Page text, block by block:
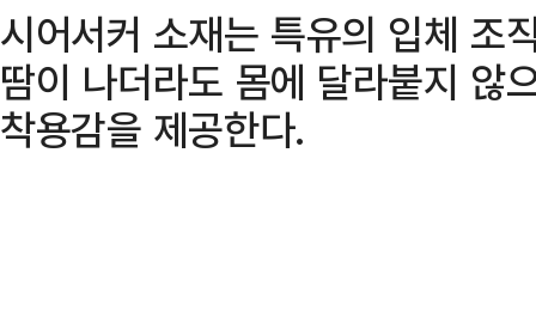
시어서커 소재는 특유의 입체 조
땀이 나더라도 몸에 달라붙지 않
착용감을 제공한다.